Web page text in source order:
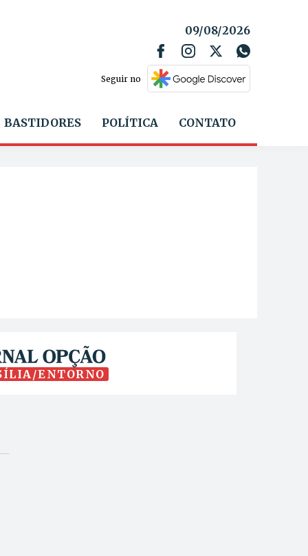
09/08/2026
Seguir no
BASTIDORES POLÍTICA CONTATO
ENTORNO